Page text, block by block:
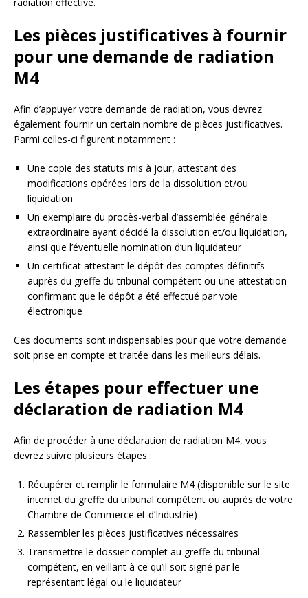
Les pièces justificatives à fournir
pour une demande de radiation
M4
Afin d’appuyer votre demande de radiation, vous devrez
également fournir un certain nombre de pièces justificatives.
Parmi celles-ci figurent notamment :
Une copie des statuts mis à jour, attestant des
modifications opérées lors de la dissolution et/ou
liquidation
Un exemplaire du procès-verbal d’assemblée générale
extraordinaire ayant décidé la dissolution et/ou liquidation,
ainsi que l’éventuelle nomination d’un liquidateur
Un certificat attestant le dépôt des comptes définitifs
auprès du greffe du tribunal compétent ou une attestation
confirmant que le dépôt a été effectué par voie
électronique
Ces documents sont indispensables pour que votre demande
soit prise en compte et traitée dans les meilleurs délais.
Les étapes pour effectuer une
déclaration de radiation M4
Afin de procéder à une déclaration de radiation M4, vous
devrez suivre plusieurs étapes :
Récupérer et remplir le formulaire M4 (disponible sur le site
internet du greffe du tribunal compétent ou auprès de votre
Chambre de Commerce et d’Industrie)
Rassembler les pièces justificatives nécessaires
Transmettre le dossier complet au greffe du tribunal
compétent, en veillant à ce qu’il soit signé par le
représentant légal ou le liquidateur